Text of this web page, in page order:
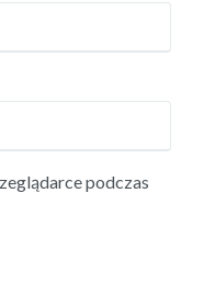
podczas